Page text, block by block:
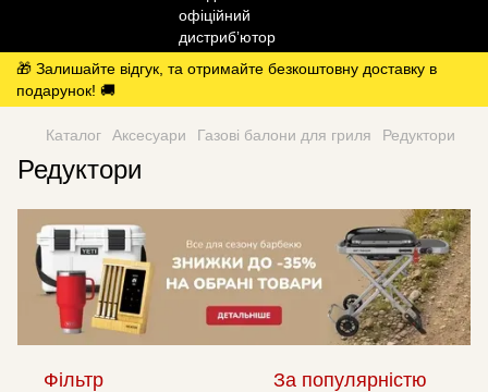
🎁 Залишайте відгук, та отримайте безкоштовну доставку в
подарунок! 🚚
Каталог Аксесуари Газові балони для гриля Редуктори
Редуктори
Фільтр За популярністю